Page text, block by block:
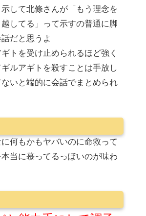
して北條さんが「もう理念を
してる」って示すの普通に脚
だと思うよ
トを受け止められるほど強く
ルアギトを殺すことは手放し
いと端的に会話でまとめられ
何もかもヤバいのに命救って
当に慕ってるっぽいのが味わ